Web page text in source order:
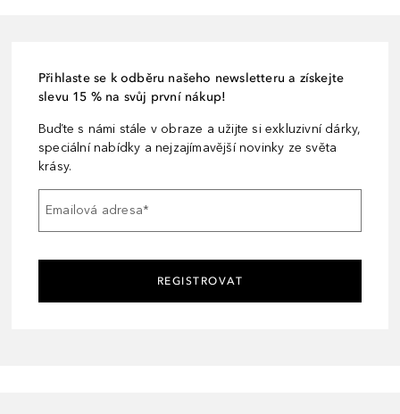
Přihlaste se k odběru našeho newsletteru a získejte
slevu 15 % na svůj první nákup!
Buďte s námi stále v obraze a užijte si exkluzivní dárky,
speciální nabídky a nejzajímavější novinky ze světa
krásy.
Emailová adresa*
REGISTROVAT